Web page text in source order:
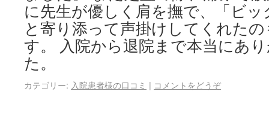
に先生が優しく肩を撫で、「ビ
と寄り添って声掛けしてくれた
す。 入院から退院まで本当にあ
た。
カテゴリー: 入院患者様の口コミ | コメントをどうぞ